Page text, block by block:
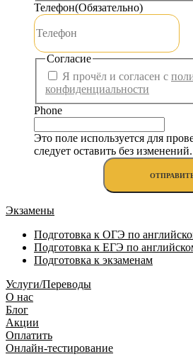
Телефон(Обязательно)
Согласие
Я прочёл и согласен с
конфиденциальности
Phone
Это поле используется для
следует оставить без изменений.
Экзамены
Подготовка к ОГЭ по
Подготовка к ЕГЭ по
Подготовка к экзаменам
Услуги/Переводы
О нас
Блог
Акции
Оплатить
Онлайн-тестирование